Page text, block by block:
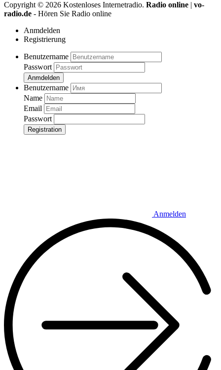
Copyright © 2026 Kostenloses Internetradio. Radio online | vo-
radio.de - Hören Sie Radio online
Anmdelden
Registrierung
Benutzername
Passwort
Anmdelden
Benutzername
Name
Email
Passwort
Registration
Anmelden